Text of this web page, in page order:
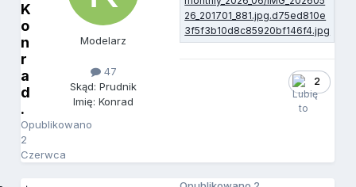
K
o
n
r
a
d
.
Opublikowano
2
Czerwca
Modelarz
47
Skąd: Prudnik
Imię: Konrad
2